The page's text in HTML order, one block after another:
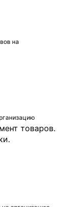
на
товаров.